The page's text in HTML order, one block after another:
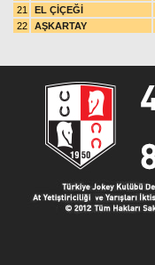
21
EL ÇİÇEĞİ
22
AŞKARTAY